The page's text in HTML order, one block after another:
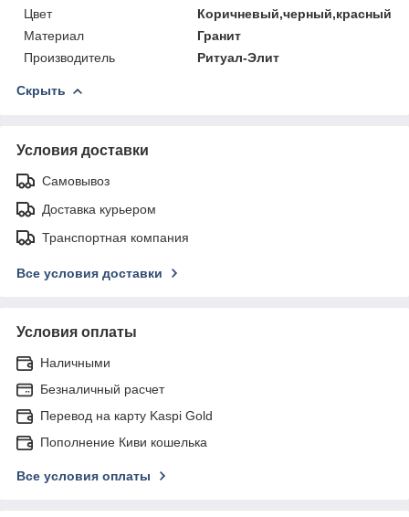
Цвет
Коричневый,черный,красный
Материал
Гранит
Производитель
Ритуал-Элит
Скрыть
Условия доставки
Самовывоз
Доставка курьером
Транспортная компания
Все условия доставки
Условия оплаты
Наличными
Безналичный расчет
Перевод на карту Kaspi Gold
Пополнение Киви кошелька
Все условия оплаты